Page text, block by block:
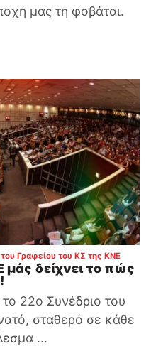
μας τη φοβάται.
Γραφείου του ΚΣ της ΚΝΕ:
μάς δείχνει το πώς
το 22ο Συνέδριο του
σταθερό σε κάθε
...